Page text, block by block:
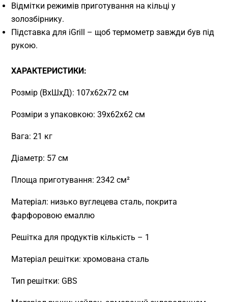
Відмітки режимів приготування на кільці у
золозбірнику.
Підставка для iGrill – щоб термометр завжди був під
рукою.
ХАРАКТЕРИСТИКИ:
Розмір (ВхШхД): 107х62х72 см
Розміри з упаковкою: 39х62х62 см
Вага: 21 кг
Діаметр: 57 см
Площа приготування: 2342 см²
Матеріал: низько вуглецева сталь, покрита
фарфоровою емаллю
Решітка для продуктів кількість – 1
Матеріал решітки: хромована сталь
Тип решітки: GBS